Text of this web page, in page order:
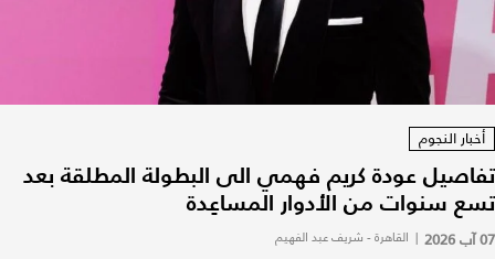
أخبار النجوم
تفاصيل عودة كريم فهمي الى البطولة المطلقة بعد
تسع سنوات من الأدوار المساعِدة
07 آب 2026 | القاهرة - شريف عبد الفهيم